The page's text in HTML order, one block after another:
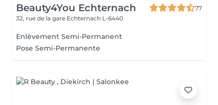
Beauty4You Echternach
77
32, rue de la gare Echternach L-6440
Enlèvement Semi-Permanent
Pose Semi-Permanente